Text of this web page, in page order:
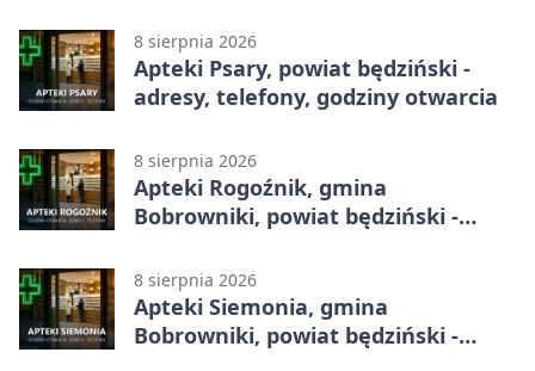
8 sierpnia 2026
Apteki Psary, powiat będziński -
adresy, telefony, godziny otwarcia
8 sierpnia 2026
Apteki Rogoźnik, gmina
Bobrowniki, powiat będziński -
8 sierpnia 2026
Apteki Siemonia, gmina
Bobrowniki, powiat będziński -